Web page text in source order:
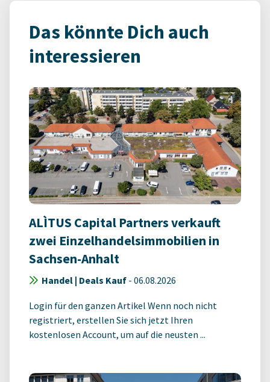
Das könnte Dich auch
interessieren
ALÌTUS Capital Partners verkauft
zwei Einzelhandelsimmobilien in
Sachsen-Anhalt
Handel | Deals Kauf - 06.08.2026
Login für den ganzen Artikel Wenn noch nicht
registriert, erstellen Sie sich jetzt Ihren
kostenlosen Account, um auf die neusten ...